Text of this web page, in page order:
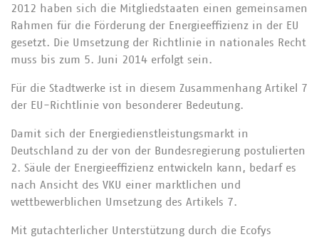
2012 haben sich die Mitgliedstaaten einen gemeinsamen
Rahmen für die Förderung der Energieeffizienz in der EU
gesetzt. Die Umsetzung der Richtlinie in nationales Recht
muss bis zum 5. Juni 2014 erfolgt sein.
Für die Stadtwerke ist in diesem Zusammenhang Artikel 7
der EU-Richtlinie von besonderer Bedeutung.
Damit sich der Energiedienstleistungsmarkt in
Deutschland zu der von der Bundesregierung postulierten
2. Säule der Energieeffizienz entwickeln kann, bedarf es
nach Ansicht des VKU einer marktlichen und
wettbewerblichen Umsetzung des Artikels 7.
Mit gutachterlicher Unterstützung durch die Ecofys